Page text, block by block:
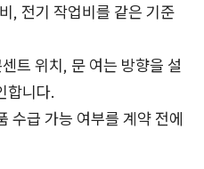
, 전기 작업비를 같은 기준
트 위치, 문 여는 방향을 설
합니다.
수급 가능 여부를 계약 전에